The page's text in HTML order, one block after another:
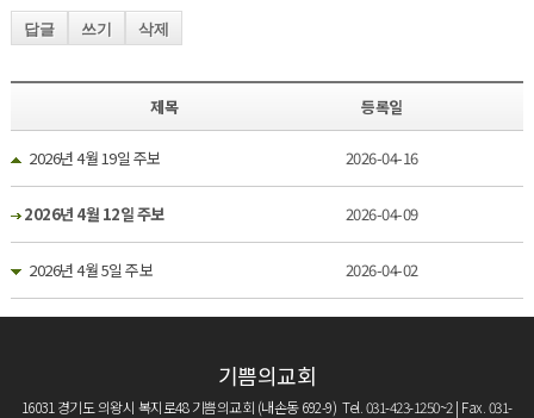
답글 쓰기 삭제
제목 등록일
2026년 4월 19일 주보 2026-04-16
2026년 4월 12일 주보 2026-04-09
2026년 4월 5일 주보 2026-04-02
기쁨의교회
16031 경기도 의왕시 복지로48 기쁨의교회 (내손동 692-9) Tel. 031-423-1250~2 | Fax. 031-